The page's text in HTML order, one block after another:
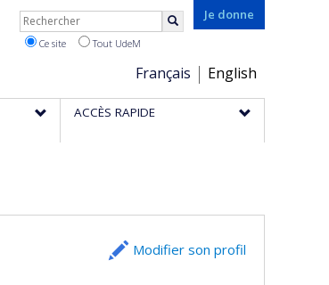
Je donne
Choix
de
la
Français English
Rechercher
Ce site Tout UdeM
ACCÈS RAPIDE
Modifier son profil